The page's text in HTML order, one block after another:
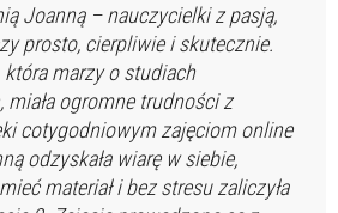
Joanną – nauczycielki z pasją,
prosto, cierpliwie i skutecznie.
która marzy o studiach
miała ogromne trudności z
cotygodniowym zajęciom online
odzyskała wiarę w siebie,
materiał i bez stresu zaliczyła